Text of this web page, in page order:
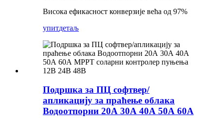
Висока ефикасност конверзије већа од 97%
упитдетаљ
Подршка за ПЦ софтвер/
апликацију за праћење облака
Водоотпорни 20А 30А 40А 50А 60А